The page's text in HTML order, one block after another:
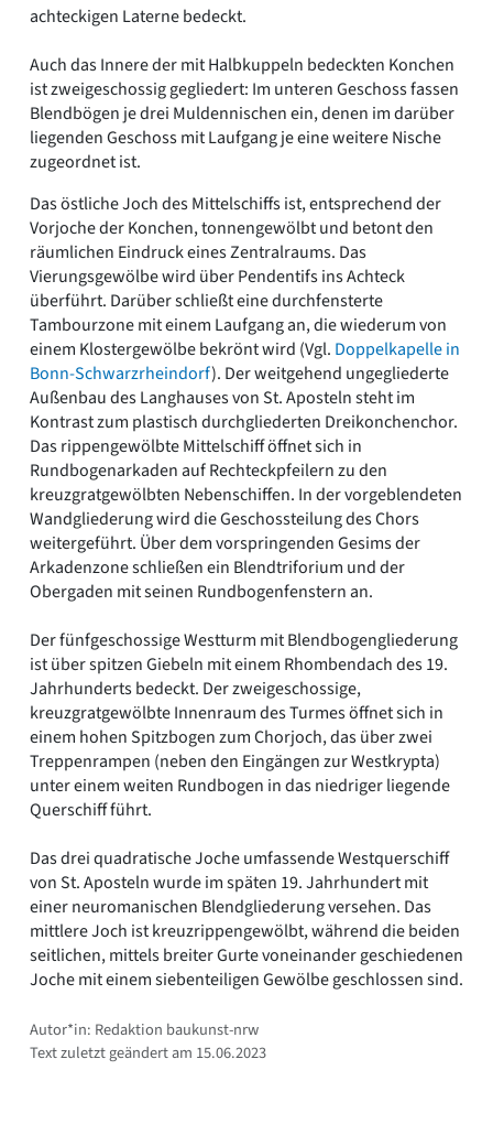
achteckigen Laterne bedeckt.
Auch das Innere der mit Halbkuppeln bedeckten Konchen
ist zweigeschossig gegliedert: Im unteren Geschoss fassen
Blendbögen je drei Muldennischen ein, denen im darüber
liegenden Geschoss mit Laufgang je eine weitere Nische
zugeordnet ist.
Das östliche Joch des Mittelschiffs ist, entsprechend der
Vorjoche der Konchen, tonnengewölbt und betont den
räumlichen Eindruck eines Zentralraums. Das
Vierungsgewölbe wird über Pendentifs ins Achteck
überführt. Darüber schließt eine durchfensterte
Tambourzone mit einem Laufgang an, die wiederum von
einem Klostergewölbe bekrönt wird (Vgl. Doppelkapelle in
Bonn-Schwarzrheindorf). Der weitgehend ungegliederte
Außenbau des Langhauses von St. Aposteln steht im
Kontrast zum plastisch durchgliederten Dreikonchenchor.
Das rippengewölbte Mittelschiff öffnet sich in
Rundbogenarkaden auf Rechteckpfeilern zu den
kreuzgratgewölbten Nebenschiffen. In der vorgeblendeten
Wandgliederung wird die Geschossteilung des Chors
weitergeführt. Über dem vorspringenden Gesims der
Arkadenzone schließen ein Blendtriforium und der
Obergaden mit seinen Rundbogenfenstern an.
Der fünfgeschossige Westturm mit Blendbogengliederung
ist über spitzen Giebeln mit einem Rhombendach des 19.
Jahrhunderts bedeckt. Der zweigeschossige,
kreuzgratgewölbte Innenraum des Turmes öffnet sich in
einem hohen Spitzbogen zum Chorjoch, das über zwei
Treppenrampen (neben den Eingängen zur Westkrypta)
unter einem weiten Rundbogen in das niedriger liegende
Querschiff führt.
Das drei quadratische Joche umfassende Westquerschiff
von St. Aposteln wurde im späten 19. Jahrhundert mit
einer neuromanischen Blendgliederung versehen. Das
mittlere Joch ist kreuzrippengewölbt, während die beiden
seitlichen, mittels breiter Gurte voneinander geschiedenen
Joche mit einem siebenteiligen Gewölbe geschlossen sind.
Autor*in: Redaktion baukunst-nrw
Text zuletzt geändert am 15.06.2023